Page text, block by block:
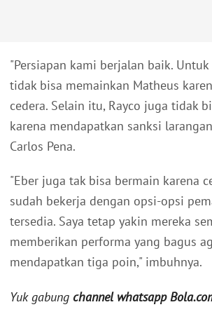
"Persiapan kami berjalan baik.
tidak bisa memainkan Matheus
cedera. Selain itu, Rayco juga tidak
karena mendapatkan sanksi
Carlos Pena.
"Eber juga tak bisa bermain karena
sudah bekerja dengan opsi-opsi
tersedia. Saya tetap yakin mereka
memberikan performa yang bagus
mendapatkan tiga poin," imbuhnya.
Yuk gabung channel whatsapp